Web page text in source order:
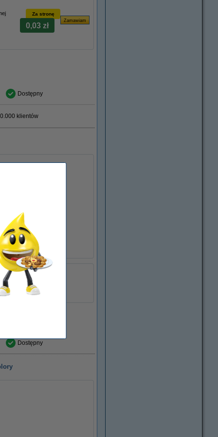
Za stronę
0,03 zł
Dostępny
klientów
norm jakości).
taniej!!!
054853
czerwony
toner
CF363X
Dostępny